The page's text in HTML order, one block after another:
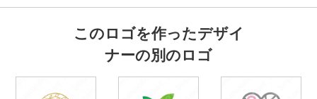
このロゴを作ったデザイ
ナーの別のロゴ